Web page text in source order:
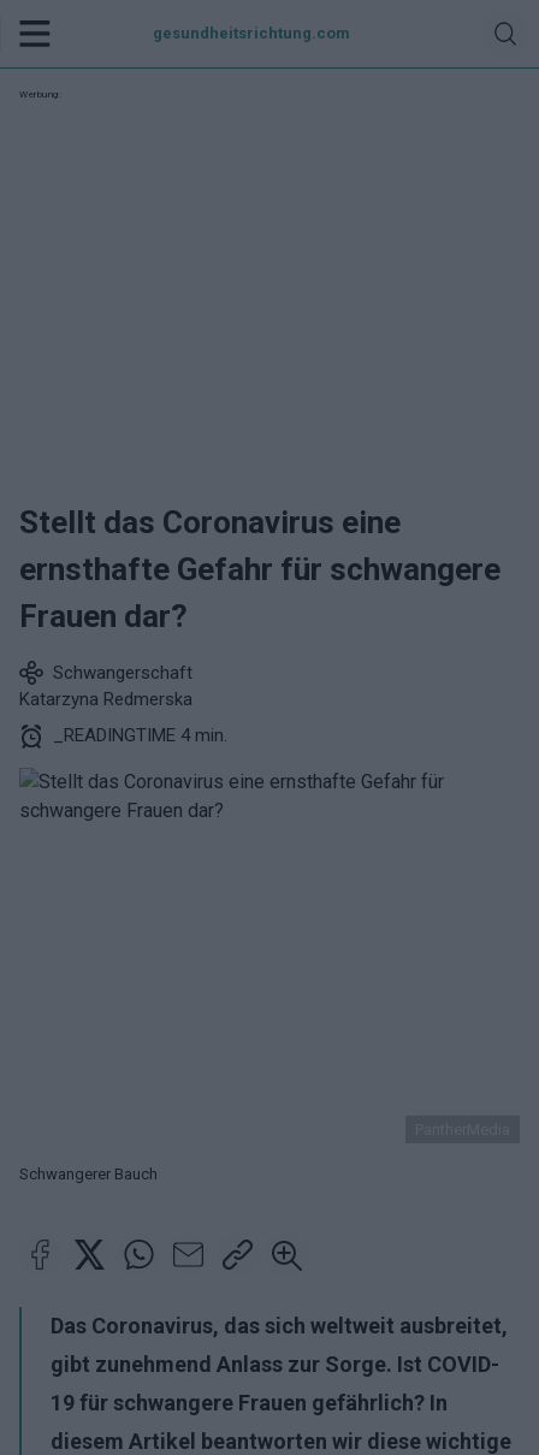
gesundheitsrichtung.com
Werbung:
Stellt das Coronavirus eine
ernsthafte Gefahr für schwangere
Frauen dar?
Schwangerschaft
Katarzyna Redmerska
_READINGTIME 4 min.
Schwangerer Bauch
Das Coronavirus, das sich weltweit ausbreitet,
gibt zunehmend Anlass zur Sorge. Ist COVID-
19 für schwangere Frauen gefährlich? In
diesem Artikel beantworten wir diese wichtige